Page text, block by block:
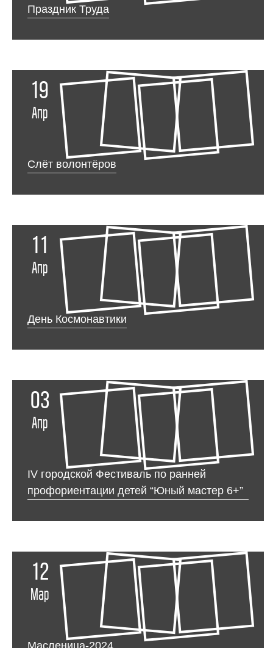
Праздник Труда
19
Апр
Слёт волонтёров
11
Апр
День Космонавтики
03
Апр
IV городской Фестиваль по ранней
профориентации детей “Юный мастер 6+”
12
Мар
Масленица-2024